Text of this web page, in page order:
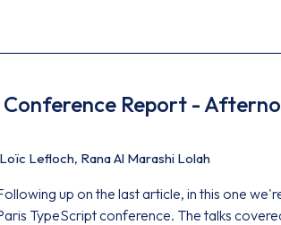
Conference Report -
Loïc Lefloch, Rana Al Marashi Lolah
up on the last article, in this one
TypeScript conference. The talks